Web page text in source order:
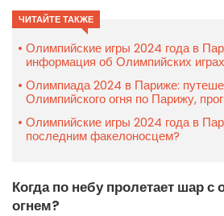
ЧИТАЙТЕ ТАКЖЕ
Олимпийские игры 2024 года в
информация об Олимпийских играх
Олимпиада 2024 в Париже:
Олимпийского огня по Парижу,
Олимпийские игры 2024 года в
последним факелоносцем?
Когда по небу пролетает шар
огнем?